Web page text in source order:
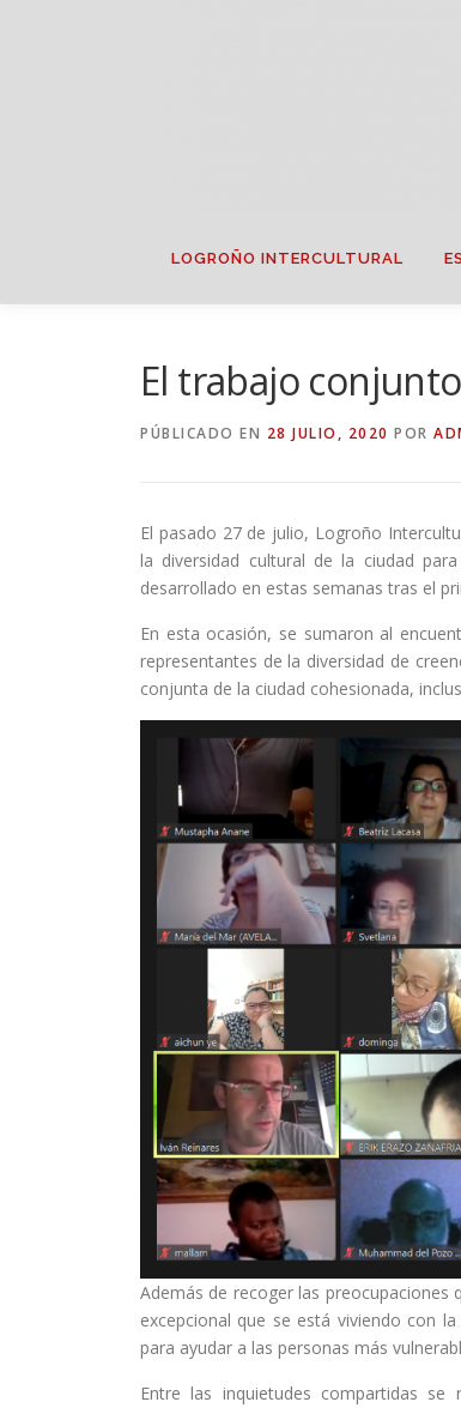
LOGROÑO INTERCULTURAL
El trabajo
PÚBLICADO EN 28 JULIO, 2020 POR
El pasado 27 de julio, Logroño
la diversidad cultural de la ciudad
desarrollado en estas semanas tras el
En esta ocasión, se sumaron al
representantes de la diversidad de
conjunta de la ciudad cohesionada,
Además de recoger las preocupaciones
excepcional que se está viviendo con
para ayudar a las personas más
Entre las inquietudes compartidas se